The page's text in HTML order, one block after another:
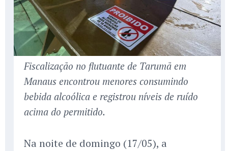
Fiscalização no flutuante de Tarumã em
Manaus encontrou menores consumindo
bebida alcoólica e registrou níveis de ruído
acima do permitido.
Na noite de domingo (17/05), a